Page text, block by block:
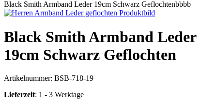
Black Smith Armband Leder 19cm Schwarz Geflochtenbbbb
Black Smith Armband Leder
19cm Schwarz Geflochten
Artikelnummer: BSB-718-19
Lieferzeit: 1 - 3 Werktage